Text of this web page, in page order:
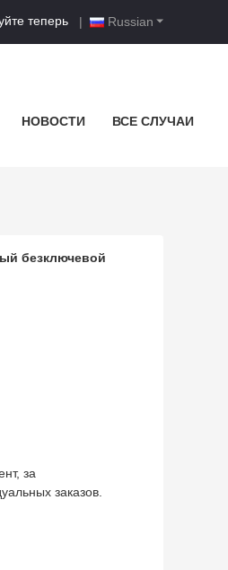
Russian
теперь |
НОВОСТИ ВСЕ СЛУЧАИ
безключевой
за
заказов.